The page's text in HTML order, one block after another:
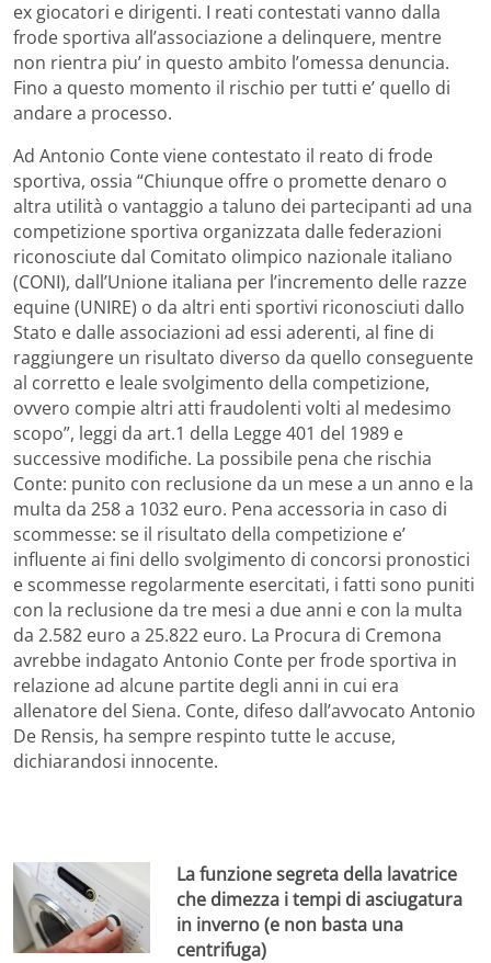
ex giocatori e dirigenti. I reati contestati vanno dalla
frode sportiva all’associazione a delinquere, mentre
non rientra piu’ in questo ambito l’omessa denuncia.
Fino a questo momento il rischio per tutti e’ quello di
andare a processo.
Ad Antonio Conte viene contestato il reato di frode
sportiva, ossia “Chiunque offre o promette denaro o
altra utilità o vantaggio a taluno dei partecipanti ad una
competizione sportiva organizzata dalle federazioni
riconosciute dal Comitato olimpico nazionale italiano
(CONI), dall’Unione italiana per l’incremento delle razze
equine (UNIRE) o da altri enti sportivi riconosciuti dallo
Stato e dalle associazioni ad essi aderenti, al fine di
raggiungere un risultato diverso da quello conseguente
al corretto e leale svolgimento della competizione,
ovvero compie altri atti fraudolenti volti al medesimo
scopo”, leggi da art.1 della Legge 401 del 1989 e
successive modifiche. La possibile pena che rischia
Conte: punito con reclusione da un mese a un anno e la
multa da 258 a 1032 euro. Pena accessoria in caso di
scommesse: se il risultato della competizione e’
influente ai fini dello svolgimento di concorsi pronostici
e scommesse regolarmente esercitati, i fatti sono puniti
con la reclusione da tre mesi a due anni e con la multa
da 2.582 euro a 25.822 euro. La Procura di Cremona
avrebbe indagato Antonio Conte per frode sportiva in
relazione ad alcune partite degli anni in cui era
allenatore del Siena. Conte, difeso dall’avvocato Antonio
De Rensis, ha sempre respinto tutte le accuse,
dichiarandosi innocente.
La funzione segreta della lavatrice
che dimezza i tempi di asciugatura
in inverno (e non basta una
centrifuga)